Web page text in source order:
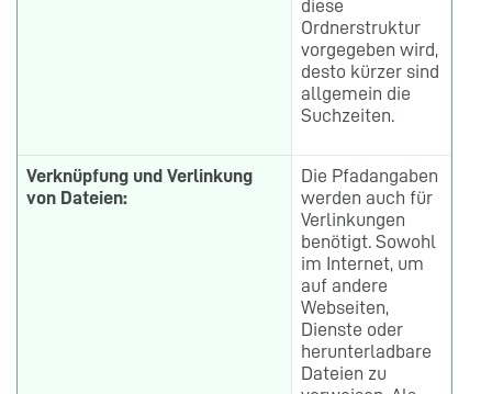
diese
Ordnerstruktur
vorgegeben wird,
desto kürzer sind
allgemein die
Suchzeiten.
Verknüpfung und Verlinkung
von Dateien:
Die Pfadangaben
werden auch für
Verlinkungen
benötigt. Sowohl
im Internet, um
auf andere
Webseiten,
Dienste oder
herunterladbare
Dateien zu